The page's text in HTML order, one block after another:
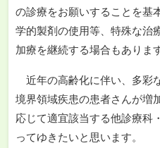
の診療をお願いすることを基
学的製剤の使用等、特殊な治
加療を継続する場合もあります
近年の高齢化に伴い、多彩
境界領域疾患の患者さんが増
応じて適宜該当する他診療科
ってゆきたいと思います。